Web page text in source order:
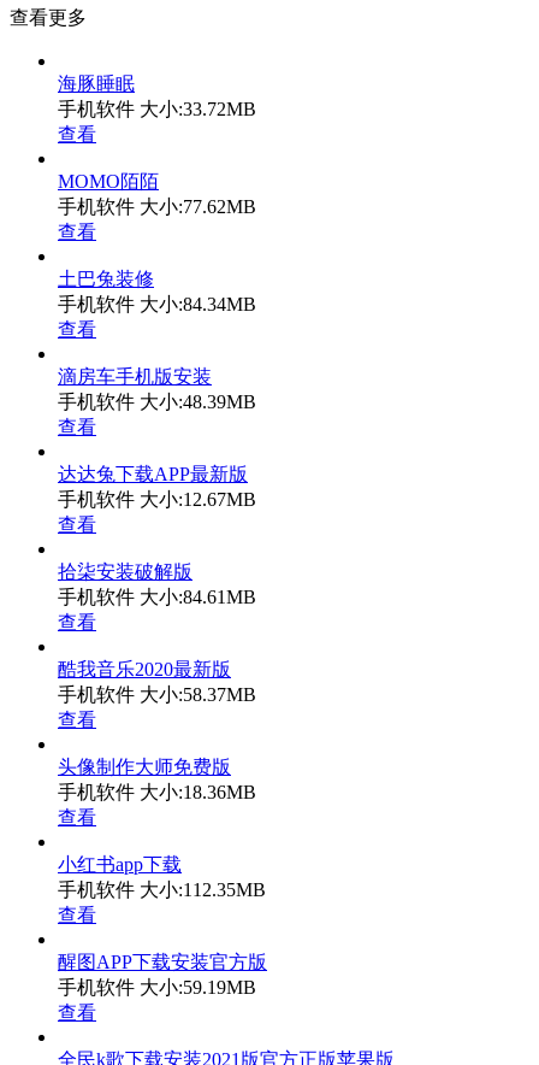
查看更多
海豚睡眠
手机软件 大小:33.72MB
查看
MOMO陌陌
手机软件 大小:77.62MB
查看
土巴兔装修
手机软件 大小:84.34MB
查看
滴房车手机版安装
手机软件 大小:48.39MB
查看
达达兔下载APP最新版
手机软件 大小:12.67MB
查看
拾柒安装破解版
手机软件 大小:84.61MB
查看
酷我音乐2020最新版
手机软件 大小:58.37MB
查看
头像制作大师免费版
手机软件 大小:18.36MB
查看
小红书app下载
手机软件 大小:112.35MB
查看
醒图APP下载安装官方版
手机软件 大小:59.19MB
查看
全民k歌下载安装2021版官方正版苹果版